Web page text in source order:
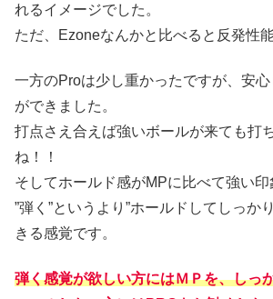
れるイメージでした。
ただ、Ezoneなんかと比べると反発性
一方のProは少し重かったですが、安
ができました。
打点さえ合えば強いボールが来ても打
ね！！
そしてホールド感がMPに比べて強い印
”弾く”というより”ホールドしてしっか
きる感覚です。
弾く感覚が欲しい方にはＭＰを、しっ